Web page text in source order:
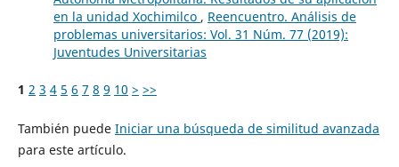
en la unidad Xochimilco , Reencuentro. Análisis de
problemas universitarios: Vol. 31 Núm. 77 (2019):
Juventudes Universitarias
1 2 3 4 5 6 7 8 9 10 > >>
También puede Iniciar una búsqueda de similitud avanzada
para este artículo.